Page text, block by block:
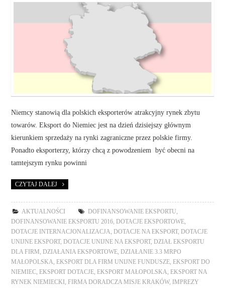
Niemcy stanowią dla polskich eksporterów atrakcyjny rynek zbytu
towarów. Eksport do Niemiec jest na dzień dzisiejszy głównym
kierunkiem sprzedaży na rynki zagraniczne przez polskie firmy.
Ponadto eksporterzy, którzy chcą z powodzeniem być obecni na
tamtejszym rynku powinni
CZYTAJ DALEJ
AKTUALNOŚCI DOFINANSOWANIE EKSPORTU
DOFINANSOWANIE EKSPORTU 2016 ,DOTACJE EKSPORTOWE
DOTACJE INTERNACJONALIZACJA ,DOTACJE NA EKSPORT,DOTACJE
UNIJNE EKSPORT,DOTACJE UNIJNE NA EKSPORT,DZIAŁ EKSPORTU
DLA FIRM ,DZIAŁANIA EKSPORTOWE ,DZIAŁANIE 3.3 MRPO
MAŁOPOLSKA ,EKSPORT DLA FIRM UNIJNE FUNDUSZE ,EKSPORT DO
NIEMIEC ,EKSPORT DOTACJE ,EKSPORT MAŁOPOLSKA ,EKSPORT NA
RYNEK NIEMIECKI
,FIRMA DORADCZA MISJE KRAKÓW,
IMPREZY